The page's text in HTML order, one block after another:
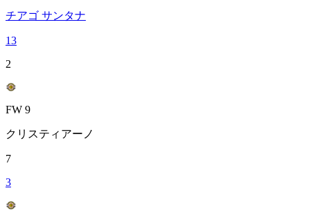
チアゴ サンタナ
13
2
FW 9
クリスティアーノ
7
3